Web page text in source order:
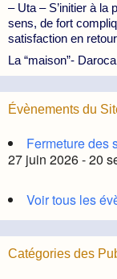
– Uta – S’initier à la
sens, de fort
satisfaction en
La “maison”-
Évènements du
Fermeture des
27 juin 2026 - 20
Voir tous les
Catégories des